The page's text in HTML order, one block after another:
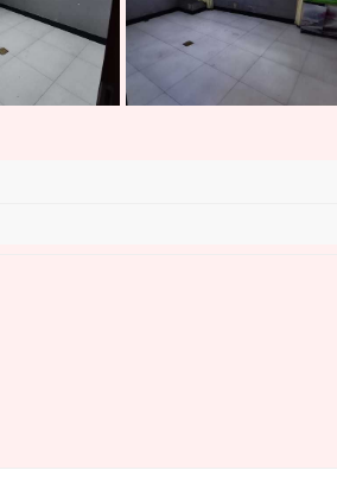
用期满后3800+全勤300+餐补10元/天